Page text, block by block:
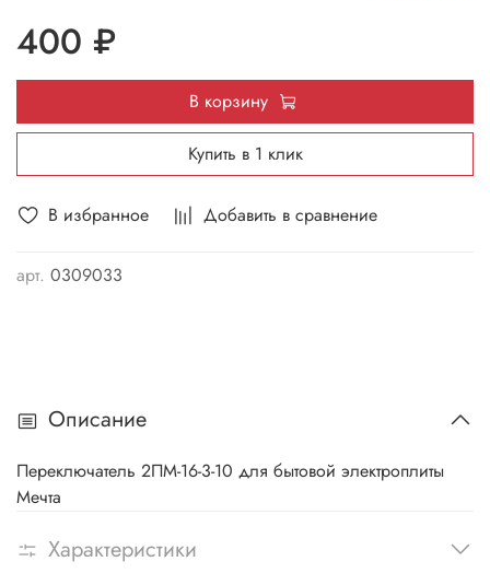
В избранное Добавить в сравнение
арт. 0309033
400 ₽
В корзину
Купить в 1 клик
Описание
Переключатель 2ПМ-16-3-10 для бытовой электроплиты
Мечта
Характеристики